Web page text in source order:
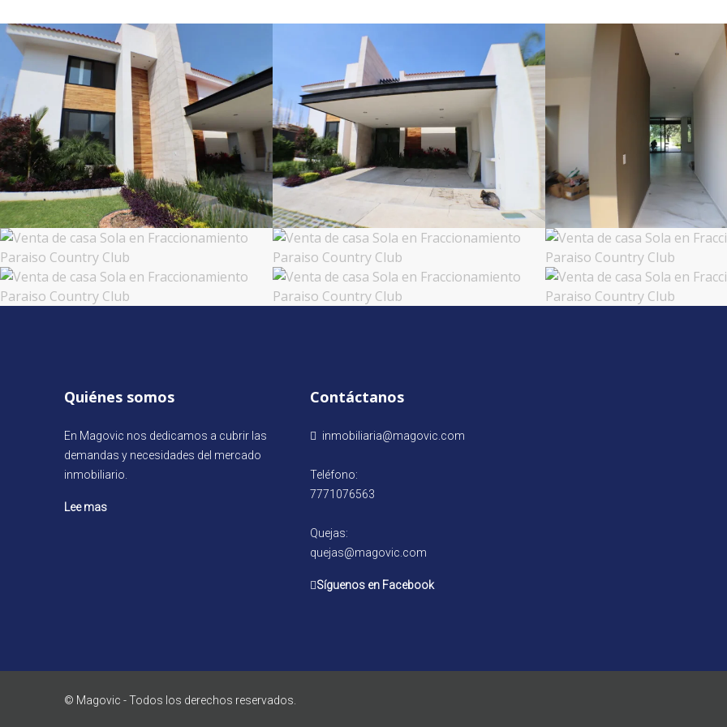
Quiénes somos
En Magovic nos dedicamos a cubrir las
demandas y necesidades del mercado
inmobiliario.
Lee mas
Contáctanos
inmobiliaria@magovic.com
Teléfono:
7771076563
Quejas:
quejas@magovic.com
Síguenos en Facebook
© Magovic - Todos los derechos reservados.